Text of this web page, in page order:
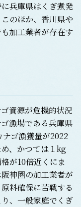
兵庫県はくぎ煮発
のほか、香川県や
加工業者が存在す
資源が危機的状況
漁場である兵庫県
ゴ漁獲量が2022
、かつては１kg
が10倍近くにま
神圏の加工業者が
料確保に苦戦する
、一般家庭でくぎ